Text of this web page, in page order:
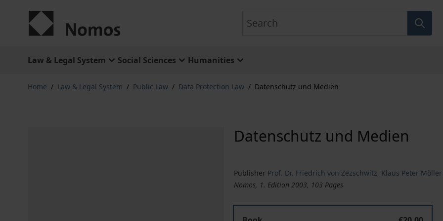
Law & Legal System Social Sciences Humanities
Home / Law & Legal System / Public Law / Data Protection Law / Datenschutz und Medien
Datenschutz und Medien
Publisher Prof. Dr. Friedrich von Zezschwitz, Klaus Peter Möller
Nomos, 1. Edition 2003, 103 Pages